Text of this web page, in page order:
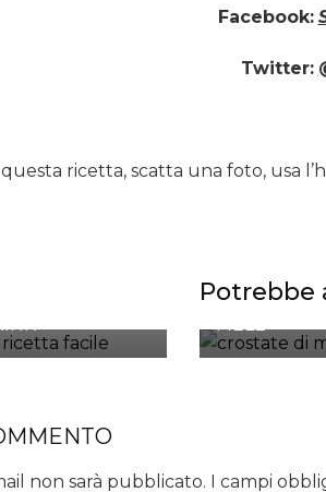
Facebook:
Twitter:
ricetta, scatta una foto, usa
Potrebbe
INTEGRALE
MELE
non sarà pubblicato. I campi